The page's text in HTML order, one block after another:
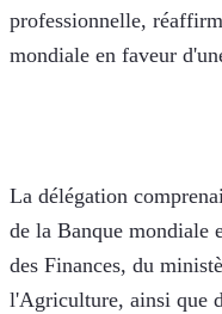
professionnelle,
mondiale en faveur
La délégation
de la Banque mondiale
des Finances, du
l'Agriculture, ainsi que